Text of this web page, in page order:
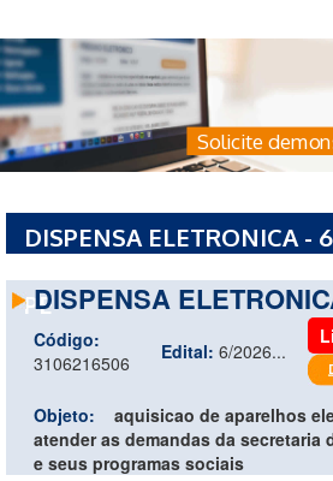
Solicite
DISPENSA ELETRONICA -
PE
DISPENSA
Código:
3106216506
Edital: 6/2026...
Objeto:
aquisicao de aparelhos
atender as demandas da secretaria
e seus programas sociais